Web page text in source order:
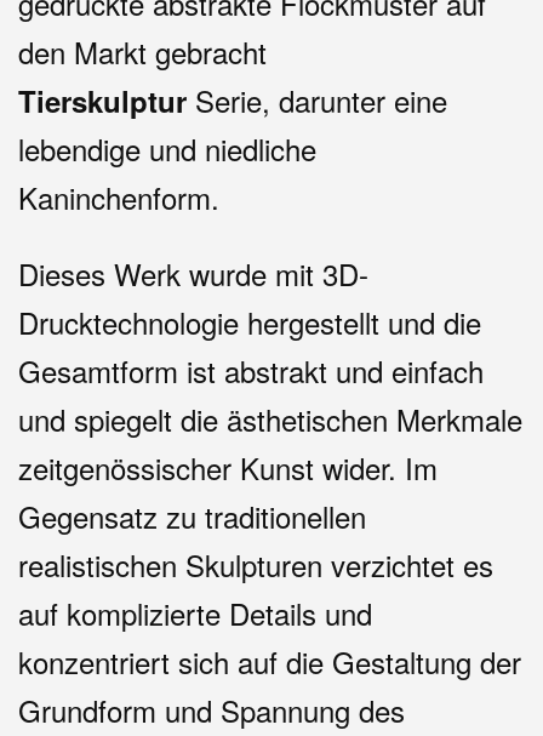
den Markt gebracht
Tierskulptur Serie, darunter eine
lebendige und niedliche
Kaninchenform.
Dieses Werk wurde mit 3D-
Drucktechnologie hergestellt und die
Gesamtform ist abstrakt und einfach
und spiegelt die ästhetischen Merkmale
zeitgenössischer Kunst wider. Im
Gegensatz zu traditionellen
realistischen Skulpturen verzichtet es
auf komplizierte Details und
konzentriert sich auf die Gestaltung der
Grundform und Spannung des